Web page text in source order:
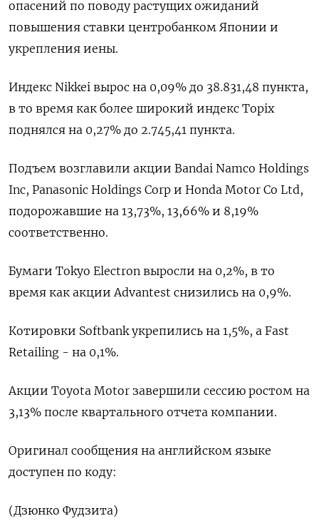
опасений по поводу растущих ожиданий
повышения ставки центробанком Японии и
укрепления иены.
Индекс Nikkei вырос на 0,09% до 38.831,48 пункта,
в то время как более широкий индекс Topix
поднялся на 0,27% до 2.745,41 пункта.
Подъем возглавили акции Bandai Namco Holdings
Inc, Panasonic Holdings Corp и Honda Motor Co Ltd,
подорожавшие на 13,73%, 13,66% и 8,19%
соответственно.
Бумаги Tokyo Electron выросли на 0,2%, в то
время как акции Advantest снизились на 0,9%.
Котировки Softbank укрепились на 1,5%, а Fast
Retailing - на 0,1%.
Акции Toyota Motor завершили сессию ростом на
3,13% после квартального отчета компании.​
Оригинал сообщения на английском языке
доступен по коду:
(Дзюнко Фудзита)